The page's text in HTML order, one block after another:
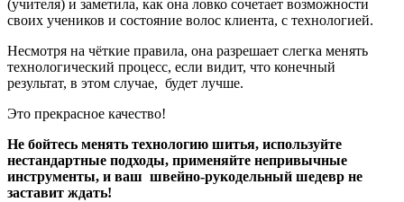
(учителя) и заметила, как она ловко сочетает возможности
своих учеников и состояние волос клиента, с технологией.
Несмотря на чёткие правила, она разрешает слегка менять
технологический процесс, если видит, что конечный
результат, в этом случае, будет лучше.
Это прекрасное качество!
Не бойтесь менять технологию шитья, используйте
нестандартные подходы, применяйте непривычные
инструменты, и ваш швейно-рукодельный шедевр не
заставит ждать!